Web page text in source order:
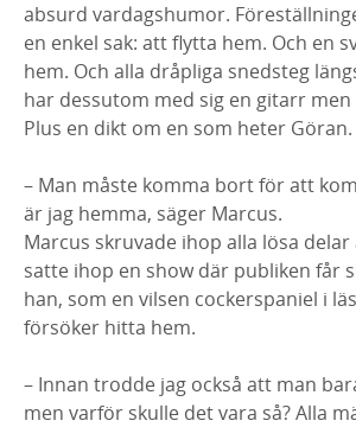
absurd vardagshumor.
en enkel sak: att flytta hem. Och en
hem. Och alla dråpliga snedsteg
har dessutom med sig en gitarr
Plus en dikt om en som heter Göran.
– Man måste komma bort för att
är jag hemma, säger Marcus.
Marcus skruvade ihop alla lösa delar
satte ihop en show där publiken får
han, som en vilsen cockerspaniel i
försöker hitta hem.
– Innan trodde jag också att man
men varför skulle det vara så? Alla